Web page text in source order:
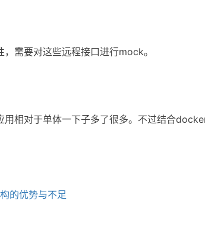
需要对这些远程接口进行mock。
用相对于单体一下子多了很多。不过结合
的优势与不足